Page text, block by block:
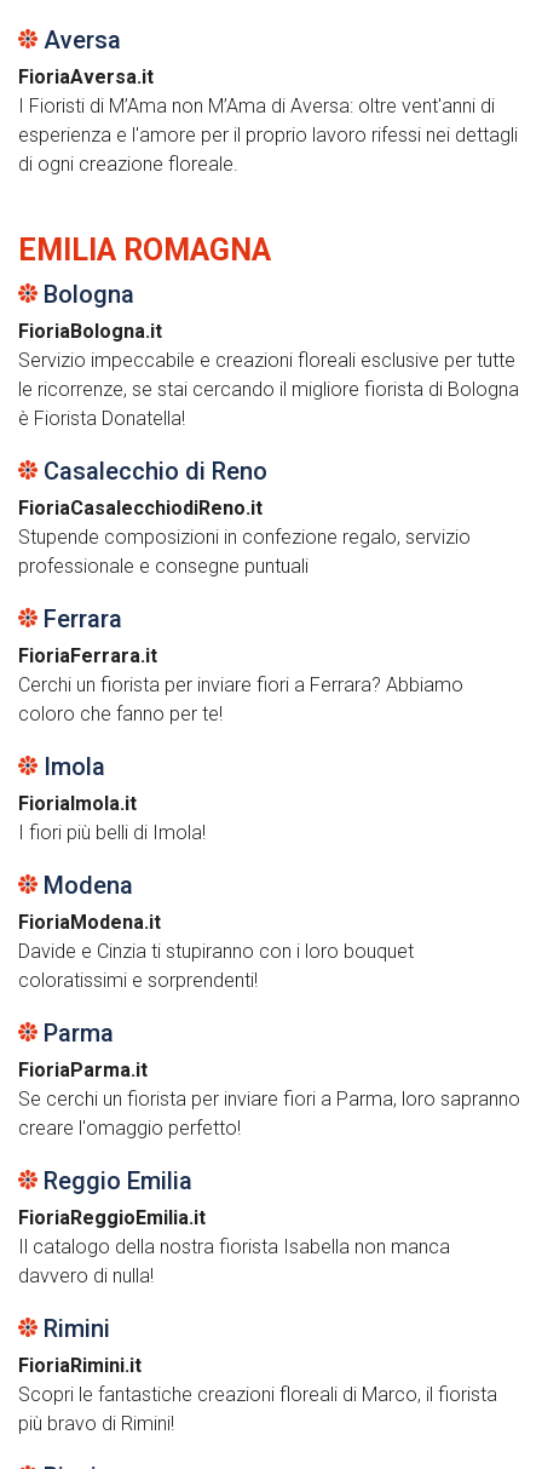
Aversa
FioriaAversa.it
I Fioristi di M’Ama non M’Ama di Aversa: oltre vent'anni di
esperienza e l'amore per il proprio lavoro rifessi nei dettagli
di ogni creazione floreale.
EMILIA ROMAGNA
Bologna
FioriaBologna.it
Servizio impeccabile e creazioni floreali esclusive per tutte
le ricorrenze, se stai cercando il migliore fiorista di Bologna
è Fiorista Donatella!
Casalecchio di Reno
FioriaCasalecchiodiReno.it
Stupende composizioni in confezione regalo, servizio
professionale e consegne puntuali
Ferrara
FioriaFerrara.it
Cerchi un fiorista per inviare fiori a Ferrara? Abbiamo
coloro che fanno per te!
Imola
FioriaImola.it
I fiori più belli di Imola!
Modena
FioriaModena.it
Davide e Cinzia ti stupiranno con i loro bouquet
coloratissimi e sorprendenti!
Parma
FioriaParma.it
Se cerchi un fiorista per inviare fiori a Parma, loro sapranno
creare l'omaggio perfetto!
Reggio Emilia
FioriaReggioEmilia.it
Il catalogo della nostra fiorista Isabella non manca
davvero di nulla!
Rimini
FioriaRimini.it
Scopri le fantastiche creazioni floreali di Marco, il fiorista
più bravo di Rimini!